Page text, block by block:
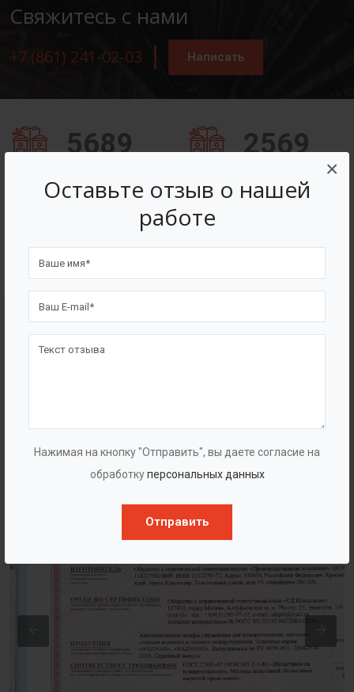
Оставьте отзыв о нашей
работе
Нажимая на кнопку "Отправить", вы даете согласие на
обработкуперсональных данных
Отправить
×
Свяжитесь с нами
+7 (861) 241-02-03 Написать
5689 2569
Счастливых клиентов
Сертификаты